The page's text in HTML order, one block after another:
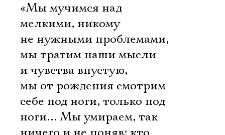
«Мы мучимся над
мелкими, никому
не нужными проблемами,
мы тратим наши мысли
и чувства впустую,
мы от рождения смотрим
себе под ноги, только под
ноги… Мы умираем, так